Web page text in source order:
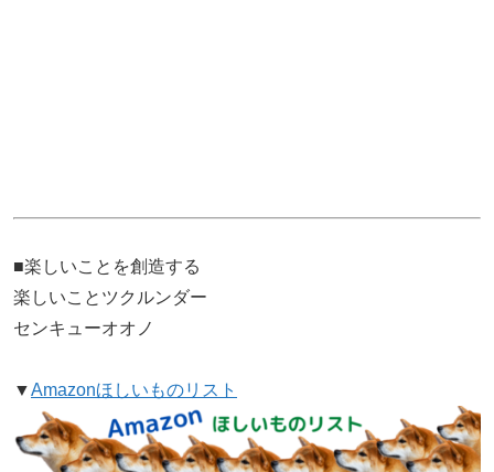
■楽しいことを創造する
楽しいことツクルンダー
センキューオオノ
▼Amazonほしいものリスト